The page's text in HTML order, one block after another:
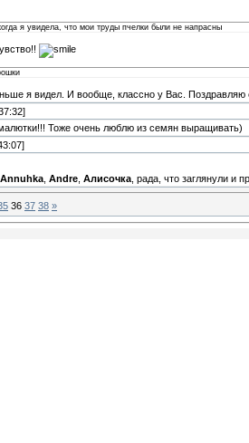
я увидела, что мои труды пчелки были не напрасны
я видел. И вообще, классно у Вас. Поздравляю
Тоже очень люблю из семян выращивать)
Annuhka Andre Алисочка , рада, что заглянули и
36 37 38 »